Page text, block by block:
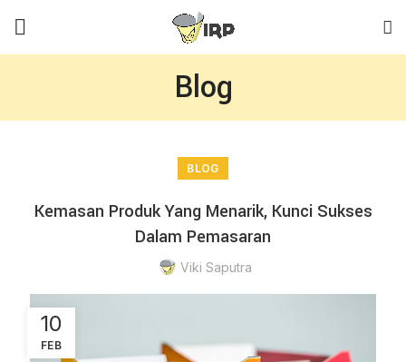
Blog
BLOG
Kemasan Produk Yang Menarik, Kunci Sukses
Dalam Pemasaran
Viki Saputra
10
FEB